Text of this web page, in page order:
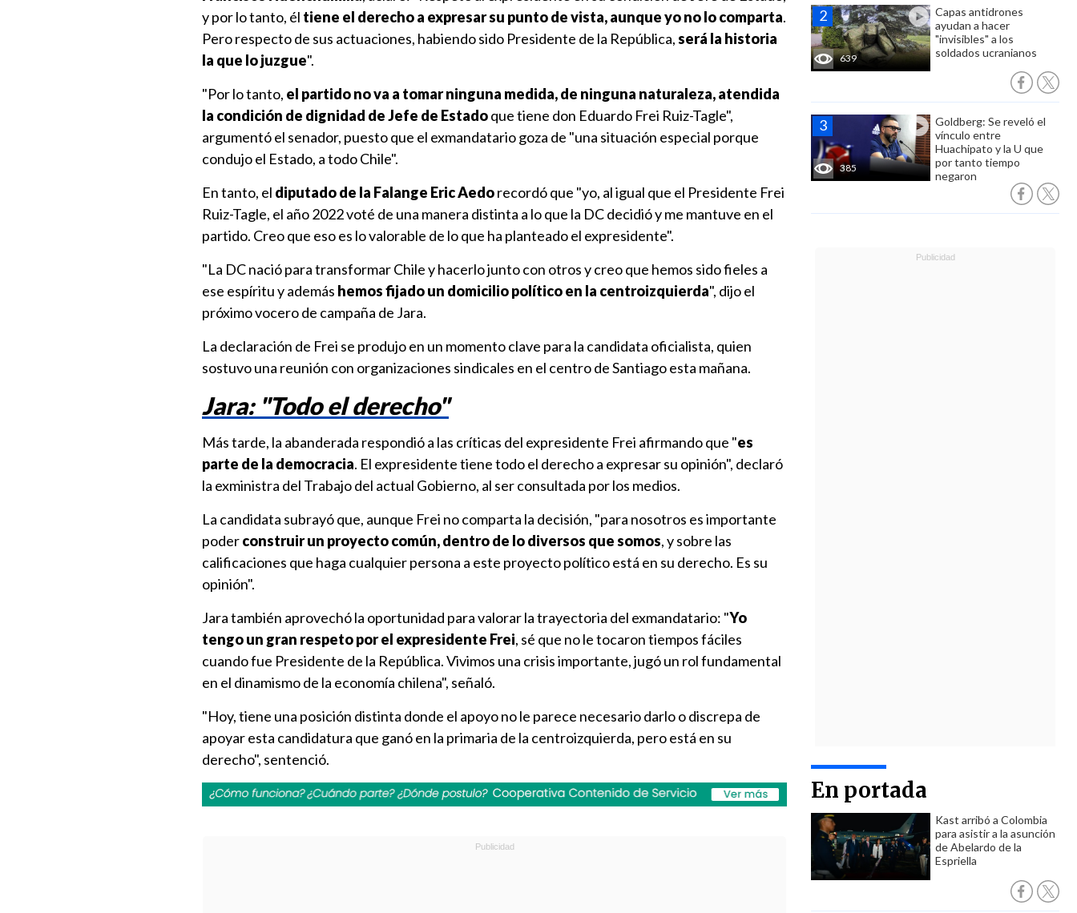
639
Capas antidrones
ayudan a hacer
"invisibles" a los
soldados ucranianos
385
Goldberg: Se reveló el
vínculo entre
Huachipato y la U que
por tanto tiempo
negaron
En portada
Kast arribó a Colombia
para asistir a la asunción
de Abelardo de la
Espriella
y por lo tanto, él tiene el derecho a expresar su punto de vista, aunque yo no lo comparta.
Pero respecto de sus actuaciones, habiendo sido Presidente de la República,será la historia
la que lo juzgue".
"Por lo tanto, el partido no va a tomar ninguna medida, de ninguna naturaleza, atendida
la condición de dignidad de Jefe de Estadoque tiene don Eduardo Frei Ruiz-Tagle",
argumentó el senador, puesto que el exmandatario goza de "una situación especial porque
condujo el Estado, a todo Chile".
En tanto, el diputado de la Falange Eric Aedorecordó que "yo, al igual que el Presidente Frei
Ruiz-Tagle, el año 2022 voté de una manera distinta a lo que la DC decidió y me mantuve en el
partido. Creo que eso es lo valorable de lo que ha planteado el expresidente".
"La DC nació para transformar Chile y hacerlo junto con otros y creo que hemos sido fieles a
ese espíritu y además hemos fijado un domicilio político en la centroizquierda", dijo el
próximo vocero de campaña de Jara.
La declaración de Frei se produjo en un momento clave para la candidata oficialista, quien
sostuvo una reunión con organizaciones sindicales en el centro de Santiago esta mañana.
Jara: "Todo el derecho"
Más tarde, la abanderada respondió a las críticas del expresidente Frei afirmando que "es
parte de la democracia. El expresidente tiene todo el derecho a expresar su opinión", declaró
la exministra del Trabajo del actual Gobierno, al ser consultada por los medios.
La candidata subrayó que, aunque Frei no comparta la decisión, "para nosotros es importante
poderconstruir un proyecto común, dentro de lo diversos que somos, y sobre las
calificaciones que haga cualquier persona a este proyecto político está en su derecho. Es su
opinión".
Jara también aprovechó la oportunidad para valorar la trayectoria del exmandatario: "Yo
tengo un gran respeto por el expresidente Frei, sé que no le tocaron tiempos fáciles
cuando fue Presidente de la República. Vivimos una crisis importante, jugó un rol fundamental
en el dinamismo de la economía chilena", señaló.
"Hoy, tiene una posición distinta donde el apoyo no le parece necesario darlo o discrepa de
apoyar esta candidatura que ganó en la primaria de la centroizquierda, pero está en su
derecho", sentenció.